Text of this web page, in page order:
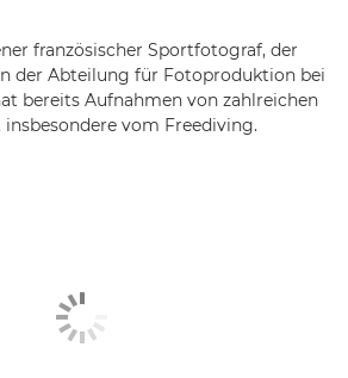
französischer Sportfotograf, der
der Abteilung für Fotoproduktion bei
bereits Aufnahmen von zahlreichen
vom Freediving.